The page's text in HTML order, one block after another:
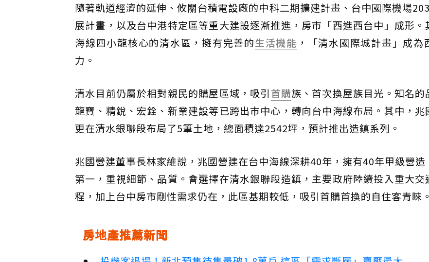
隨著軌道經濟的延伸、攸關台積電設廠的中科二期擴建計畫、台中國際機場
展計畫，以及台中港特定區等重大建設逐漸推進，房市「西進西台中」成形。
海線四小龍核心的清水區，擁有完善的生活機能 ，「清水國際城計畫」成為
力。
清水目前仍屬於相對親民的購屋區域，吸引 首購族、首次換屋族目光。知名的
龍寶、精銳、宏銓、新業建設等已跨出市中心，轉向台中海線布局。其中，兆
更在清水銀聯段布局了5筆土地，總面積達2542坪，預計推出造鎮系列。
兆國營建董事長林家維說，兆國營建在台中海線深耕40年，擁有40年甲級營造
第一，重視細節、品質。會選擇在清水銀聯段造鎮，主要政府陸續投入重大交
程，加上台中房市剛性需求仍在，此區基期較低，吸引首購首換的自住客青睞。
房地產推薦新聞